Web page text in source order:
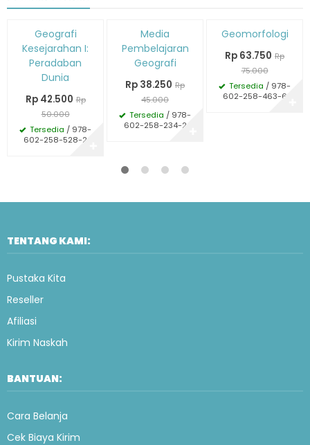
DiskonGeografi
Kesejarahan I:
Peradaban
Dunia
Rp 42.500 Rp
50.000
Tersedia / 978-
602-258-528-2
Media
Pembelajaran
Geografi
Rp 38.250 Rp
45.000
Tersedia / 978-
602-258-234-2
Diskon
15%
Geomorfologi
Rp 63.750 Rp
75.000
Tersedia / 978-
602-258-463-6
TENTANG KAMI:
Pustaka Kita
Reseller
Afiliasi
Kirim Naskah
BANTUAN:
Cara Belanja
Cek Biaya Kirim